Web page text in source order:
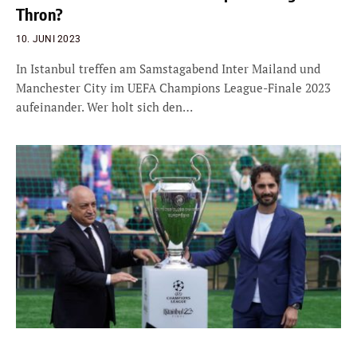
Thron?
10. JUNI 2023
In Istanbul treffen am Samstagabend Inter Mailand und
Manchester City im UEFA Champions League-Finale 2023
aufeinander. Wer holt sich den…